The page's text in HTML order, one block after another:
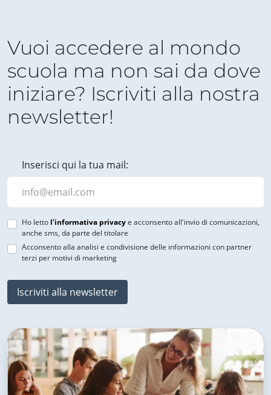
Vuoi accedere al mondo
scuola ma non sai da dove
iniziare? Iscriviti alla nostra
newsletter!
Inserisci qui la tua mail:
Ho letto l'informativa privacye acconsento all'invio di comunicazioni,
anche sms, da parte del titolare
Acconsento alla analisi e condivisione delle informazioni con partner
terzi per motivi di marketing
Iscriviti alla newsletter